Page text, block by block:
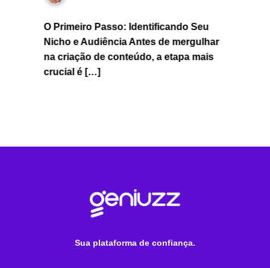
O Primeiro Passo: Identificando Seu
Nicho e Audiência Antes de mergulhar
na criação de conteúdo, a etapa mais
crucial é […]
Sua plataforma de confiança.